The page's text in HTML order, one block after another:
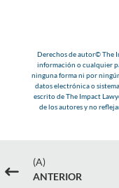
Derechos de autor© The
información o cualquier
ninguna forma ni por
datos electrónica o
escrito de The Impact
de los autores y no
#
(A)
ANTERIOR